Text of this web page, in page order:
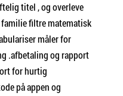
titel , og overleve
filtre matematisk
måler for
.afbetaling og rapport
for hurtig
på appen og